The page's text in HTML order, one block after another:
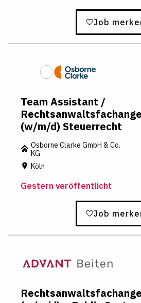
Job
Team Assistant /
(w/m/d) Steuerrecht
Osborne Clarke GmbH & Co.
KG
Köln
Gestern veröffentlicht
Job